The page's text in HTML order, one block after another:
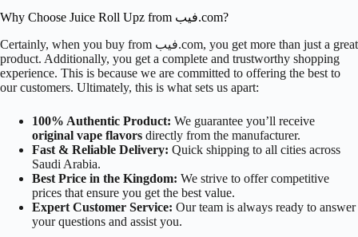
Why Choose Juice Roll Upz from فيب.com?
Certainly, when you buy from فيب.com, you get more than just a great
product. Additionally, you get a complete and trustworthy shopping
experience. This is because we are committed to offering the best to
our customers. Ultimately, this is what sets us apart:
100% Authentic Product: We guarantee you’ll receive
original vape flavors directly from the manufacturer.
Fast & Reliable Delivery: Quick shipping to all cities across
Saudi Arabia.
Best Price in the Kingdom: We strive to offer competitive
prices that ensure you get the best value.
Expert Customer Service: Our team is always ready to answer
your questions and assist you.